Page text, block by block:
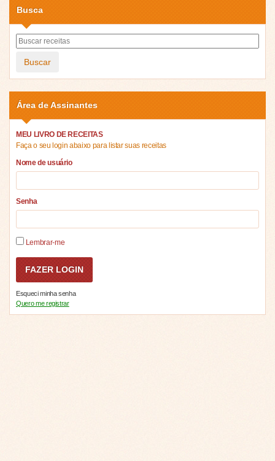
Busca
Buscar
Área de Assinantes
MEU LIVRO DE RECEITAS
Faça o seu login abaixo para listar suas receitas
Nome de usuário
Senha
Lembrar-me
Esqueci minha senha
Quero me registrar